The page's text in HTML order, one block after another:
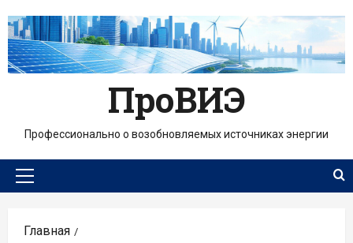
содержимому
ПроВИЭ
Профессионально о возобновляемых источниках энергии
Основное
Главная